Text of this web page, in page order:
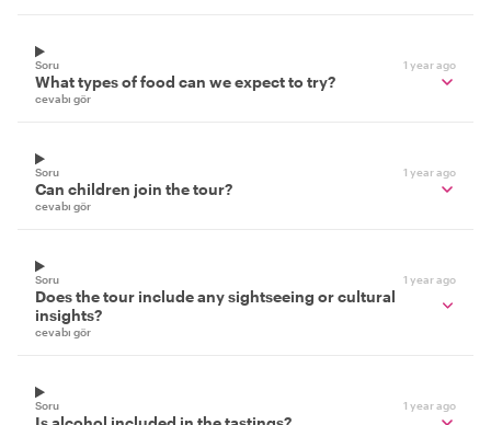
Soru 1 year ago
What types of food can we expect to try?
cevabı gör
Soru 1 year ago
Can children join the tour?
cevabı gör
Soru 1 year ago
Does the tour include any sightseeing or cultural
insights?
cevabı gör
Soru 1 year ago